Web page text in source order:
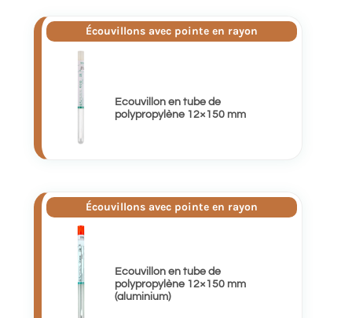
Écouvillons avec pointe en rayon
Ecouvillon en tube de
polypropylène 12×150 mm
Écouvillons avec pointe en rayon
Ecouvillon en tube de
polypropylène 12×150 mm
(aluminium)